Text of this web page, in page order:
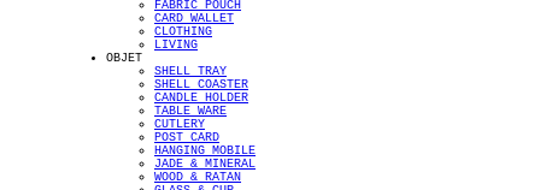
FABRIC POUCH
CARD WALLET
CLOTHING
LIVING
OBJET
SHELL TRAY
SHELL COASTER
CANDLE HOLDER
TABLE WARE
CUTLERY
POST CARD
HANGING MOBILE
JADE & MINERAL
WOOD & RATAN